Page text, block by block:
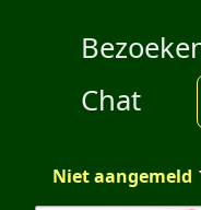
Chat
Niet aangemeld